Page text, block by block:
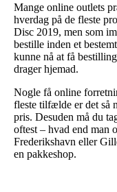
Mange online outlets
hverdag på de fleste
Disc 2019, men som
bestille inden et
kunne nå at få
drager hjemad.
Nogle få online
fleste tilfælde er det så
pris. Desuden må du
oftest – hvad end man
Frederikshavn eller
en pakkeshop.